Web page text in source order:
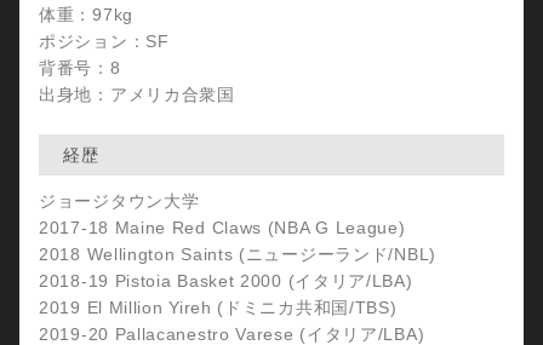
体重：97kg
ポジション：SF
背番号：8
出身地：アメリカ合衆国
経歴
ジョージタウン大学
2017-18 Maine Red Claws (NBA G League)
2018 Wellington Saints (ニュージーランド/NBL)
2018-19 Pistoia Basket 2000 (イタリア/LBA)
2019 El Million Yireh (ドミニカ共和国/TBS)
2019-20 Pallacanestro Varese (イタリア/LBA)